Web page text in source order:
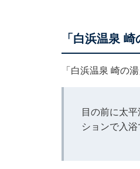
「白浜温泉
「白浜温泉 崎の
目の前に太
ションで入